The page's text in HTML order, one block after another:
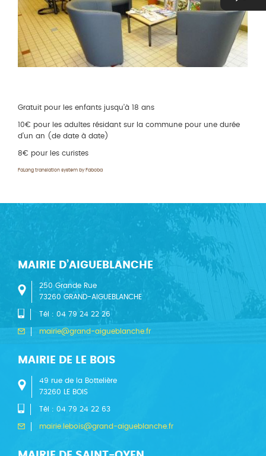
Gratuit pour les enfants jusqu’à 18 ans
10€ pour les adultes résidant sur la commune pour une durée
d’un an (de date à date)
8€ pour les curistes
FaLang translation system by Faboba
MAIRIE D’AIGUEBLANCHE
250 Grande Rue
73260 GRAND-AIGUEBLANCHE
Tél : 04 79 24 22 26
mairie@grand-aigueblanche.fr
MAIRIE DE LE BOIS
49 rue de la Bottelière
73260 LE BOIS
Tél : 04 79 24 22 63
mairie.lebois@grand-aigueblanche.fr